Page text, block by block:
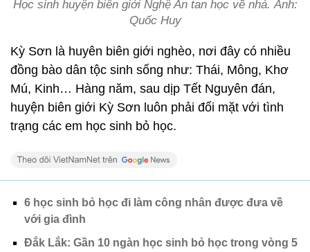
Học sinh huyện biên giới Nghệ An tan học về nhà. Ảnh:
Quốc Huy
Kỳ Sơn là huyên biên giới nghèo, nơi đây có nhiều
đồng bào dân tộc sinh sống như: Thái, Mông, Khơ
Mú, Kinh… Hàng năm, sau dịp Tết Nguyên đán,
huyện biên giới Kỳ Sơn luôn phải đối mặt với tình
trạng các em học sinh bỏ học.
6 học sinh bỏ học đi làm công nhân được đưa về
với gia đình
Đắk Lắk: Gần 10 ngàn học sinh bỏ học trong vòng 5